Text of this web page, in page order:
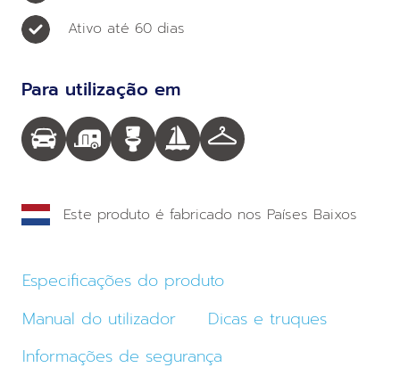
Ativo até 60 dias
Para utilização em
Este produto é fabricado nos Países Baixos
Especificações do produto
Manual do utilizador
Dicas e truques
Informações de segurança